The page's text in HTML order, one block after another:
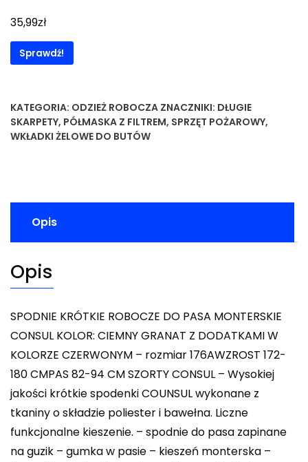
35,99zł
Sprawdź!
KATEGORIA: ODZIEŻ ROBOCZA ZNACZNIKI: DŁUGIE
SKARPETY, PÓŁMASKA Z FILTREM, SPRZĘT POŻAROWY,
WKŁADKI ŻELOWE DO BUTÓW
Opis
Opis
SPODNIE KRÓTKIE ROBOCZE DO PASA MONTERSKIE
CONSUL KOLOR: CIEMNY GRANAT Z DODATKAMI W
KOLORZE CZERWONYM – rozmiar 176AWZROST 172-
180 CMPAS 82-94 CM SZORTY CONSUL – Wysokiej
jakości krótkie spodenki COUNSUL wykonane z
tkaniny o składzie poliester i bawełna. Liczne
funkcjonalne kieszenie. – spodnie do pasa zapinane
na guzik – gumka w pasie – kieszeń monterska –